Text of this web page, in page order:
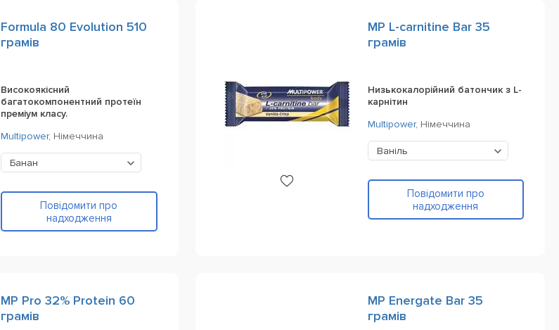
Formula 80 Evolution 510
грамів
Високоякісний
багатокомпонентний протеїн
преміум класу.
Multipower, Німеччина
Банан
Повідомити про
надходження
MP L-carnitine Bar 35
грамів
Низькокалорійний батончик з L-
карнітин
Multipower, Німеччина
Ваніль
Повідомити про
надходження
MP Pro 32% Protein 60
грамів
MP Energate Bar 35
грамів